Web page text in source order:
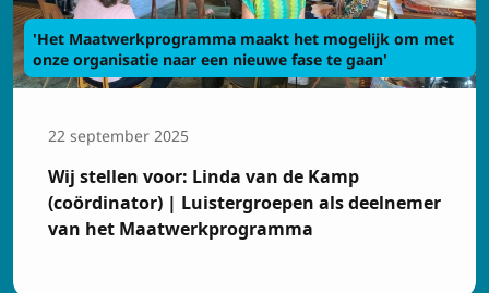
'Het Maatwerkprogramma maakt het mogelijk om met
onze organisatie naar een nieuwe fase te gaan'
22 september 2025
Wij stellen voor: Linda van de Kamp
(coördinator) | Luistergroepen als deelnemer
van het Maatwerkprogramma